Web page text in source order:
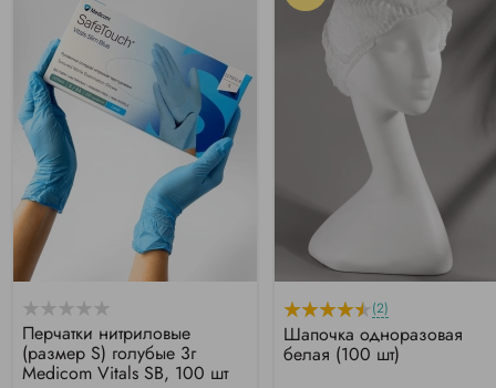
Перчатки нитриловые
(размер S) голубые 3г
Medicom Vitals SB, 100 шт
(2)
Шапочка одноразовая
белая (100 шт)